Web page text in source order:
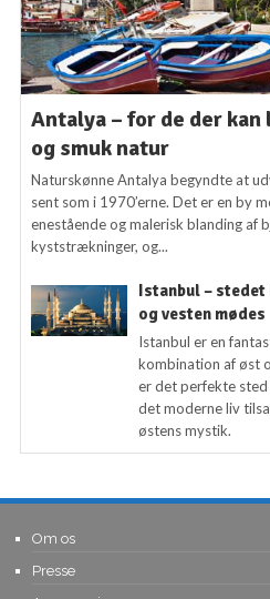
Antalya – for de der
og smuk natur
Naturskønne Antalya begyndte at
sent som i 1970’erne. Det er en by
enestående og malerisk blanding af
kyststrækninger, og...
Istanbul – stedet
og vesten mødes
Istanbul er en
kombination af øst
er det perfekte
det moderne liv
østens mystik.
Om os
Presse